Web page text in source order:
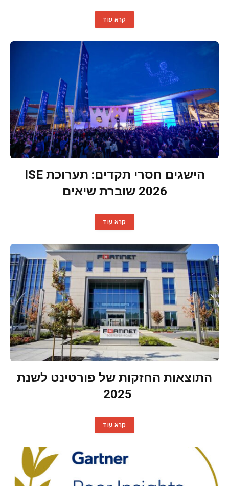
קרא עוד
הישגים חסרי תקדים: תערוכת ISE
2026 שוברת שיאים
קרא עוד
התוצאות החזקות של פורטינט לשנת
2025
קרא עוד